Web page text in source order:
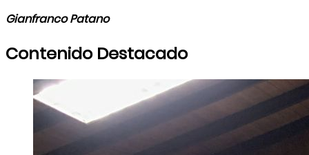
Gianfranco Patano
Contenido Destacado